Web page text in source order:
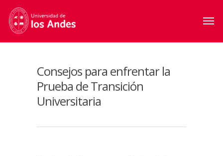
Consejos para enfrentar la
Prueba de Transición
Universitaria